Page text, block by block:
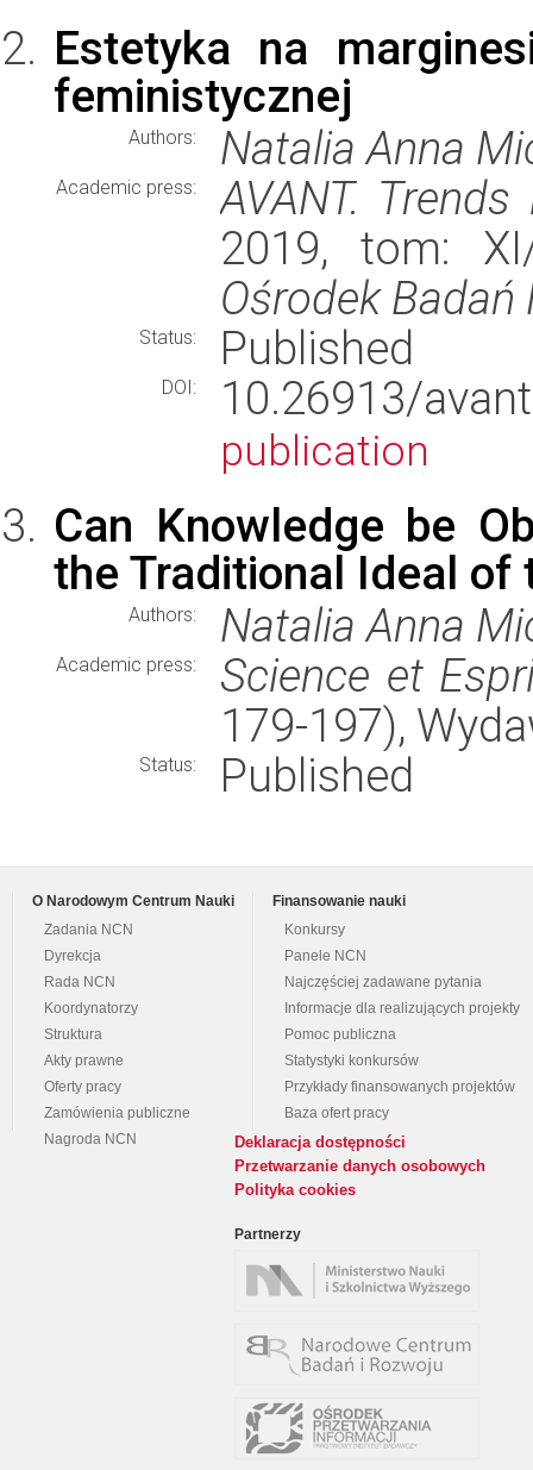
Estetyka na
feministycznej
Authors: Natalia Anna
Academic press:
AVANT.
2019, tom:
Ośrodek
Status: Published
DOI: 10.26913/
publication
Can Knowledge be
the Traditional Ideal
Authors: Natalia Anna
Academic press:
Science et
179-197),
Status: Published
O Narodowym Centrum Nauki
Zadania NCN
Dyrekcja
Rada NCN
Koordynatorzy
Struktura
Akty prawne
Oferty pracy
Zamówienia publiczne
Nagroda NCN
Finansowanie nauki
Konkursy
Panele NCN
Najczęściej zadawane pytania
Informacje dla realizujących projekty
Pomoc publiczna
Statystyki konkursów
Przykłady finansowanych projektów
Baza ofert pracy
Deklaracja dostępności
Przetwarzanie danych osobowych
Polityka cookies
Partnerzy